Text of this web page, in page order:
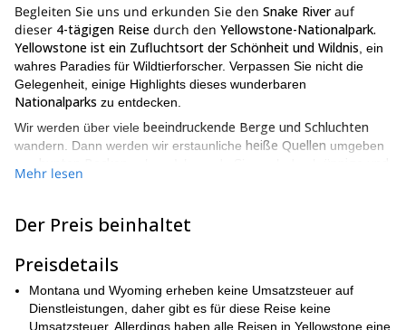
Begleiten Sie uns und erkunden Sie den Snake Riverauf
dieser 4-tägigen Reise durch den Yellowstone-Nationalpark.
Yellowstone ist ein Zufluchtsort der Schönheit und Wildnis , ein
wahres Paradies für Wildtierforscher. Verpassen Sie nicht die
Gelegenheit, einige Highlights dieses wunderbaren
Nationalparks zu entdecken.
Wir werden über viele beeindruckende Berge und Schluchten
wandern. Dann werden wir erstaunliche heiße Quellen umgeben
grüne Bäume
eines der Kronjuwelen dieses Ortes werden wir die
Geysire
besuchen.
Obwohl wir einige der berühmtesten Orte abdecken werden,
Riverzu entdecken. Sie haben die Möglichkeit, in den
thermischen Bächenan den Ufern dieses atemberaubenden
Mehr lesen
Der Preis beinhaltet
Preisdetails
Montana und Wyoming erheben keine Umsatzsteuer auf
Dienstleistungen, daher gibt es für diese Reise keine
Umsatzsteuer. Allerdings haben alle Reisen in Yellowstone eine